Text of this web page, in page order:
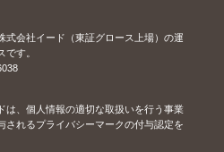
式会社イード（東証グロース上場）の運
です。
は、個人情報の適切な取扱いを行う事業
されるプライバシーマークの付与認定を